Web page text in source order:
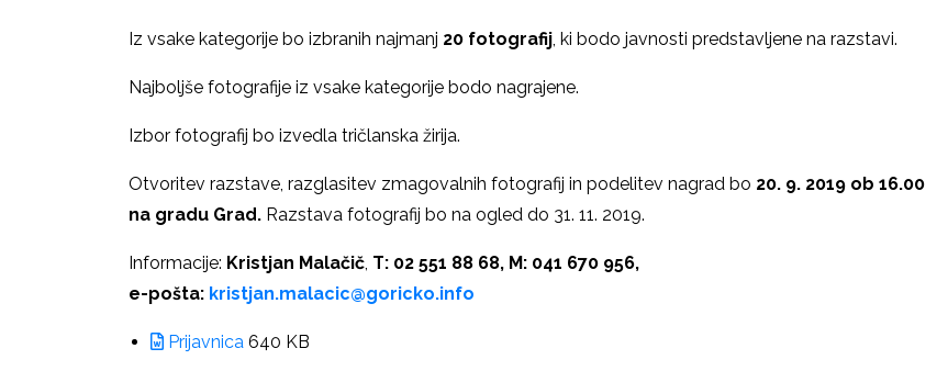
Iz vsake kategorije bo izbranih najmanj 20 fotografij, ki bodo javnosti predstavljene na razstavi.
Najboljše fotografije iz vsake kategorije bodo nagrajene.
Izbor fotografij bo izvedla tričlanska žirija.
Otvoritev razstave, razglasitev zmagovalnih fotografij in podelitev nagrad bo 20. 9. 2019 ob 16.00
na gradu Grad. Razstava fotografij bo na ogled do 31. 11. 2019.
Informacije: Kristjan Malačič, T: 02 551 88 68, M: 041 670 956,
e-pošta: kristjan.malacic@goricko.info
Prijavnica 640 KB